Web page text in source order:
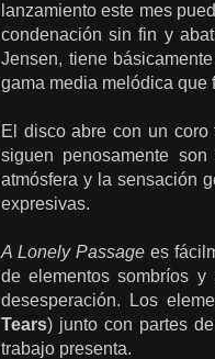
lanzamiento este mes
condenación sin fin y
Jensen, tiene
gama media melódica
El disco abre con un
siguen penosamente
atmósfera y la sensación
expresivas.
A Lonely Passagees
de elementos sombríos
desesperación. Los
Tears) junto con partes
trabajo presenta.